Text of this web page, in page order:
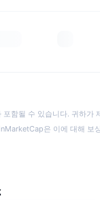
함될 수 있습니다. 귀하
은 이에 대해 보